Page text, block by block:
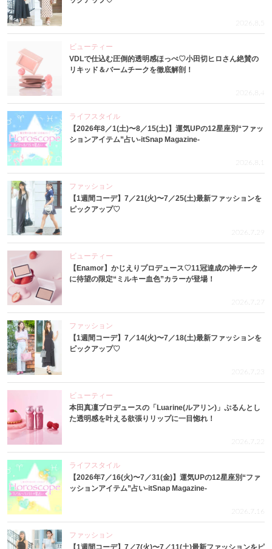
2026.8.5
ビューティー
VDLで仕込む圧倒的透明感ほっぺ♡小田切ヒロさん絶賛の
リキッド＆バームチークを徹底解剖！
2026.8.4
ライフスタイル
【2026年8／1(土)〜8／15(土)】運気UPの12星座別“ファッ
ションアイテム”占い-itSnap Magazine-
2026.8.1
ファッション
【1週間コーデ】7／21(火)〜7／25(土)最新ファッションを
ピックアップ♡
2026.7.29
ビューティー
【Enamor】かじえりプロデュース♡11冠達成の神チーク
に待望の限定“ミルキー血色”カラーが登場！
2026.7.27
ファッション
【1週間コーデ】7／14(火)〜7／18(土)最新ファッションを
ピックアップ♡
2026.7.23
ビューティー
本田真凜プロデュースの「Luarine(ルアリン)」ぷるんとし
た透明感を叶える欲張りリップに一目惚れ！
2026.7.22
ライフスタイル
【2026年7／16(火)〜7／31(金)】運気UPの12星座別“ファ
ッションアイテム”占い-itSnap Magazine-
2026.7.16
ファッション
【1週間コーデ】7／7(火)〜7／11(土)最新ファッションをピ